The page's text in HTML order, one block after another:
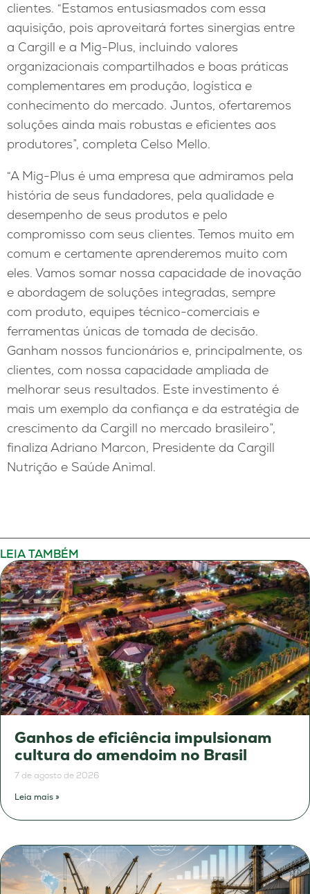
clientes. “Estamos entusiasmados com essa
aquisição, pois aproveitará fortes sinergias entre
a Cargill e a Mig-Plus, incluindo valores
organizacionais compartilhados e boas práticas
complementares em produção, logística e
conhecimento do mercado. Juntos, ofertaremos
soluções ainda mais robustas e eficientes aos
produtores”, completa Celso Mello.
“A Mig-Plus é uma empresa que admiramos pela
história de seus fundadores, pela qualidade e
desempenho de seus produtos e pelo
compromisso com seus clientes. Temos muito em
comum e certamente aprenderemos muito com
eles. Vamos somar nossa capacidade de inovação
e abordagem de soluções integradas, sempre
com produto, equipes técnico-comerciais e
ferramentas únicas de tomada de decisão.
Ganham nossos funcionários e, principalmente, os
clientes, com nossa capacidade ampliada de
melhorar seus resultados. Este investimento é
mais um exemplo da confiança e da estratégia de
crescimento da Cargill no mercado brasileiro”,
finaliza Adriano Marcon, Presidente da Cargill
Nutrição e Saúde Animal.
LEIA TAMBÉM
Ganhos de eficiência impulsionam
cultura do amendoim no Brasil
7 de agosto de 2026
Leia mais »